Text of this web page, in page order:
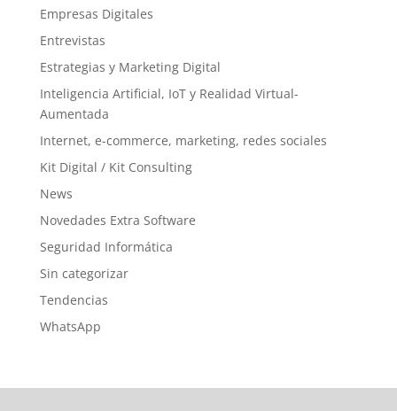
Empresas Digitales
Entrevistas
Estrategias y Marketing Digital
Inteligencia Artificial, IoT y Realidad Virtual-
Aumentada
Internet, e-commerce, marketing, redes sociales
Kit Digital / Kit Consulting
News
Novedades Extra Software
Seguridad Informática
Sin categorizar
Tendencias
WhatsApp